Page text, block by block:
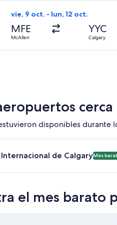
vie, 9 oct. - lun, 12 oct.
MFE
McAllen
YYC
Calgary
Seleccionar vuelo de Delta,
cerca
disponibles durante
a A. Internacional de
de CalgaryMás
el mes barato